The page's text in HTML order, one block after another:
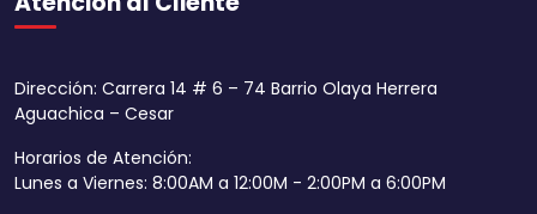
Dirección: Carrera 14 # 6 – 74 Barrio Olaya Herrera
Aguachica – Cesar
Horarios de Atención:
Lunes a Viernes: 8:00AM a 12:00M - 2:00PM a 6:00PM